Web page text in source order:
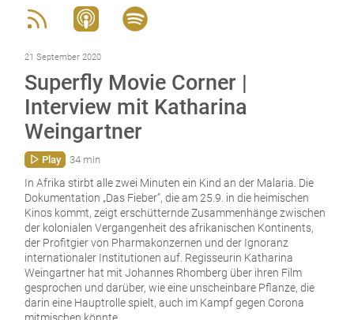
21 September 2020
Superfly Movie Corner |
Interview mit Katharina
Weingartner
Play 34 min
In Afrika stirbt alle zwei Minuten ein Kind an der Malaria. Die
Dokumentation „Das Fieber“, die am 25.9. in die heimischen
Kinos kommt, zeigt erschütternde Zusammenhänge zwischen
der kolonialen Vergangenheit des afrikanischen Kontinents,
der Profitgier von Pharmakonzernen und der Ignoranz
internationaler Institutionen auf. Regisseurin Katharina
Weingartner hat mit Johannes Rhomberg über ihren Film
gesprochen und darüber, wie eine unscheinbare Pflanze, die
darin eine Hauptrolle spielt, auch im Kampf gegen Corona
mitmischen könnte.